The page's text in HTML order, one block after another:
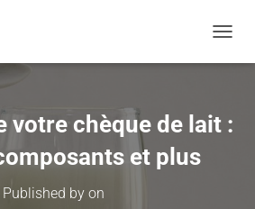
votre chèque de lait :
et plus
Published by on